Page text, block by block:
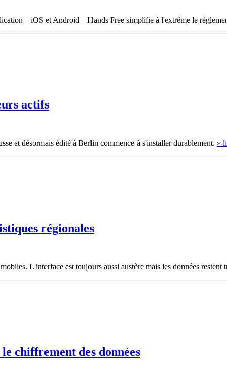
– iOS et Android – Hands Free simplifie à l'extrême le
actifs
et désormais édité à Berlin commence à s'installer durablement. »
régionales
L'interface est toujours aussi austère mais les données
chiffrement des données